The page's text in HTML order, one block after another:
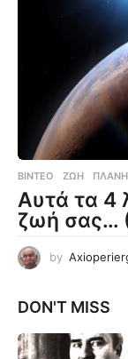
ΒΊΝΤΕΟ ΖΩΉ ,
Αυτά τα 4
ζωή σας…
by
DON'T MISS